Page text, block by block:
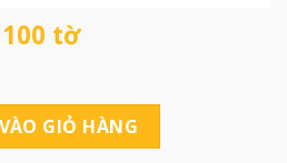
tờ
lượngGIỎ HÀNG